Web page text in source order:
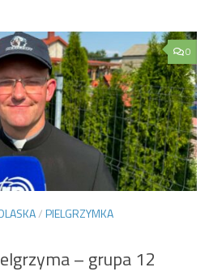
0
/PIELGRZYMKA
– grupa 12